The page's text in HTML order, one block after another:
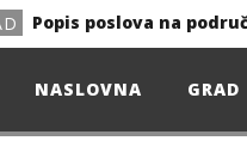
Popis poslova na
NASLOVNA GRAD